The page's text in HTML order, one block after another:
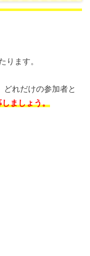
ります。
れだけの参加者と
ましょう。